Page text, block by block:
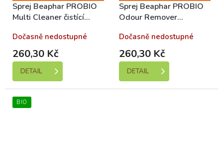
Sprej Beaphar PROBIO
Multi Cleaner čistící
Dočasně nedostupné
260,30 Kč
DETAIL
Sprej Beaphar PROBIO
Odour Remover
500ml
Dočasně nedostupné
260,30 Kč
DETAIL
BIO